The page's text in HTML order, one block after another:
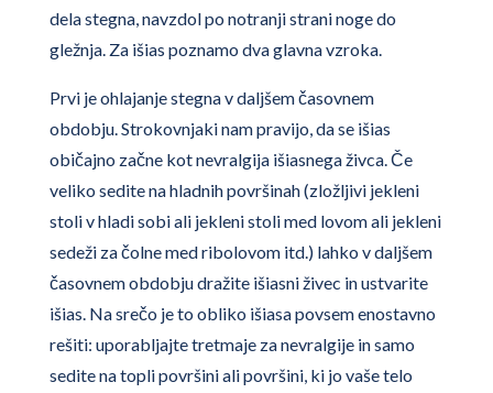
dela stegna, navzdol po notranji strani noge do
gležnja. Za išias poznamo dva glavna vzroka.
Prvi je ohlajanje stegna v daljšem časovnem
obdobju. Strokovnjaki nam pravijo, da se išias
običajno začne kot nevralgija išiasnega živca. Če
veliko sedite na hladnih površinah (zložljivi jekleni
stoli v hladi sobi ali jekleni stoli med lovom ali jekleni
sedeži za čolne med ribolovom itd.) lahko v daljšem
časovnem obdobju dražite išiasni živec in ustvarite
išias. Na srečo je to obliko išiasa povsem enostavno
rešiti: uporabljajte tretmaje za nevralgije in samo
sedite na topli površini ali površini, ki jo vaše telo